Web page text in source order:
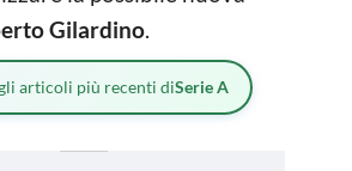
Gilardino.
articoli più recenti diSerie A